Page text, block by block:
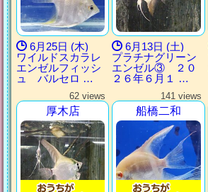
6月25日 (木)
ワイルドスカラレ
エンゼルフィッシ
ュ バルセロ …
6月13日 (土)
プラチナグリーン
エンゼル③ ２０
２６年６月１ …
62 views
厚木店
141 views
船橋二和